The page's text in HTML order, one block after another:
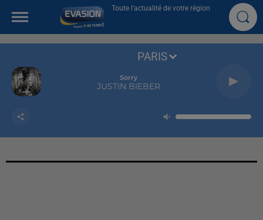
Toute l'actualité de votre région
Sorry
JUSTIN BIEBER
PARIS